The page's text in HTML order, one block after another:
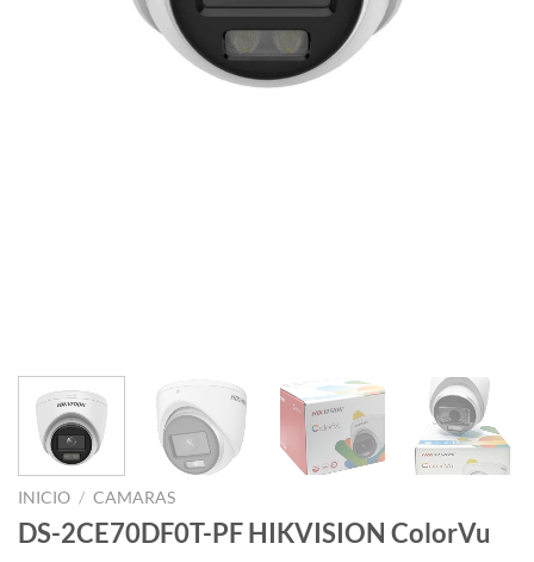
INICIO / CAMARAS
DS-2CE70DF0T-PF HIKVISION ColorVu